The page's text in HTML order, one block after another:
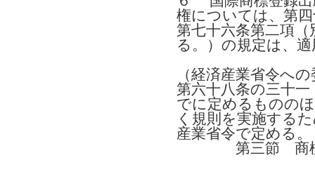
権については、第
第七十六条第二項
る。）の規定は、
（経済産業省令へ
第六十八条の三十
でに定めるものの
く規則を実施する
産業省令で定める。
第三節 商標登